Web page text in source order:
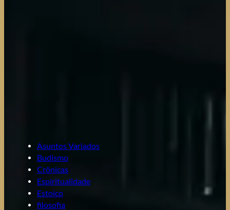
Asuntos Variados
Budismo
Crônicas
Espiritualidade
Estoico
filosofia